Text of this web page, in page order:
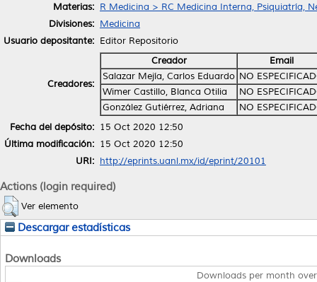
Materias: R Medicina > RC Medicina Interna, Psiquiatría,
Divisiones: Medicina
Usuario depositante: Editor Repositorio
Creadores:
Creador
Email
Salazar Mejía, Carlos Eduardo NO
Wimer Castillo, Blanca Otilia
NO
González Gutiérrez, Adriana
NO
Fecha del depósito: 15 Oct 2020 12:50
Última modificación: 15 Oct 2020 12:50
URI: http://eprints.uanl.mx/id/eprint/20101
Actions (login required)
Ver elemento
Descargar estadísticas
Downloads
Downloads per month